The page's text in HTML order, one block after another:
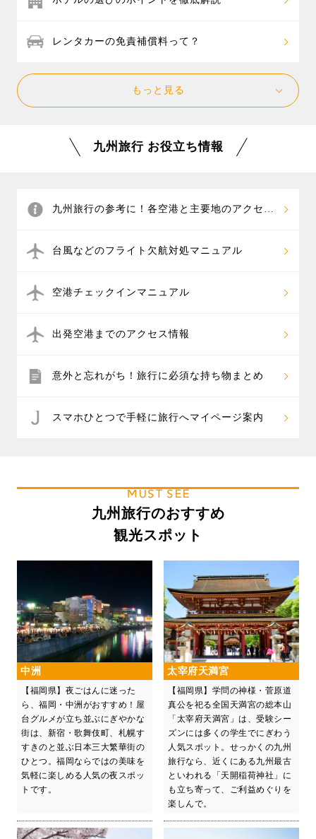
レンタカーの免責補償料って？
もっと見る
九州旅行 お役立ち情報
九州旅行の参考に！各空港と主要地のアクセス
台風などのフライト欠航対処マニュアル
空港チェックインマニュアル
出発空港までのアクセス情報
意外と忘れがち！旅行に必須な持ち物まとめ
スマホひとつで手軽に旅行へマイページ案内
MUST SEE
九州旅行のおすすめ
観光スポット
中洲
【福岡県】夜ごはんに迷った
ら、福岡・中洲がおすすめ！屋
台グルメが立ち並ぶにぎやかな
街は、新宿・歌舞伎町、札幌す
すきのと並ぶ日本三大繁華街の
ひとつ。福岡ならではの美味を
気軽に楽しめる人気の夜スポッ
トです。
太宰府天満宮
【福岡県】学問の神様・菅原道
真公を祀る全国天満宮の総本山
「太宰府天満宮」は、受験シー
ズンには多くの学生でにぎわう
人気スポット。せっかくの九州
旅行なら、近くにある九州最古
といわれる「天開稲荷神社」に
も立ち寄って、ご利益めぐりを
楽しんで。